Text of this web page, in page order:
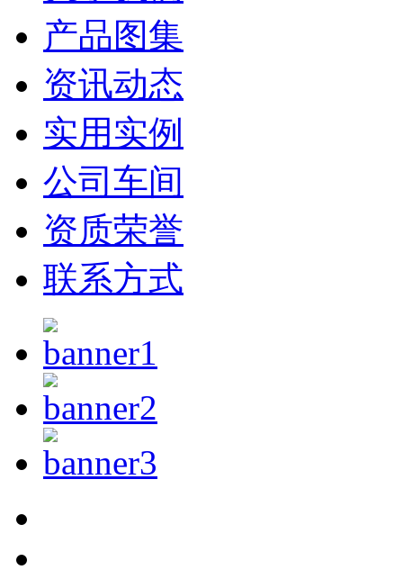
产品图集
资讯动态
实用实例
公司车间
资质荣誉
联系方式